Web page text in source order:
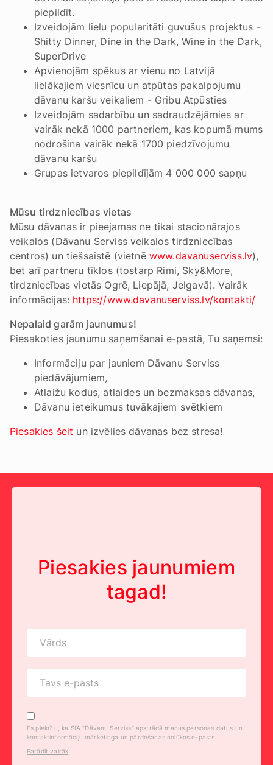
piepildīt.
Izveidojām lielu popularitāti guvušus projektus -
Shitty Dinner, Dine in the Dark, Wine in the Dark,
SuperDrive
Apvienojām spēkus ar vienu no Latvijā
lielākajiem viesnīcu un atpūtas pakalpojumu
dāvanu karšu veikaliem - Gribu Atpūsties
Izveidojām sadarbību un sadraudzējāmies ar
vairāk nekā 1000 partneriem, kas kopumā mums
nodrošina vairāk nekā 1700 piedzīvojumu
dāvanu karšu
Grupas ietvaros piepildījām 4 000 000 sapņu
Mūsu tirdzniecības vietas
Mūsu dāvanas ir pieejamas ne tikai stacionārajos
veikalos (Dāvanu Serviss veikalos tirdzniecības
centros) un tiešsaistē (vietnē www.davanuserviss.lv),
bet arī partneru tīklos (tostarp Rimi, Sky&More,
tirdzniecības vietās Ogrē, Liepājā, Jelgavā). Vairāk
informācijas: https://www.davanuserviss.lv/kontakti/
Nepalaid garām jaunumus!
Piesakoties jaunumu saņemšanai e-pastā, Tu saņemsi:
Informāciju par jauniem Dāvanu Serviss
piedāvājumiem,
Atlaižu kodus, atlaides un bezmaksas dāvanas,
Dāvanu ieteikumus tuvākajiem svētkiem
Piesakies šeit un izvēlies dāvanas bez stresa!
Piesakies jaunumiem
tagad!
Es piekrītu, ka SIA "Dāvanu Serviss" apstrādā manus personas datus un
kontaktinformāciju mārketinga un pārdošanas nolūkos e-pasts.
Parādīt vairāk